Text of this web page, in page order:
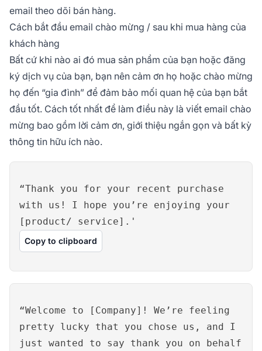
email theo dõi bán hàng.
Cách bắt đầu email chào mừng / sau khi mua hàng của
khách hàng
Bất cứ khi nào ai đó mua sản phẩm của bạn hoặc đăng
ký dịch vụ của bạn, bạn nên cảm ơn họ hoặc chào mừng
họ đến “gia đình” để đảm bảo mối quan hệ của bạn bắt
đầu tốt. Cách tốt nhất để làm điều này là viết email chào
mừng bao gồm lời cảm ơn, giới thiệu ngắn gọn và bất kỳ
thông tin hữu ích nào.
“Thank you for your recent purchase
with us! I hope you’re enjoying your
[product/ service].'
Copy to clipboard
“Welcome to [Company]! We’re feeling
pretty lucky that you chose us, and I
just wanted to say thank you on behalf